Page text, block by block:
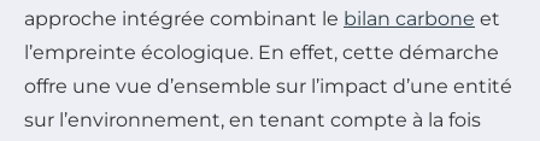
approche intégrée combinant le bilan carbone et
l’empreinte écologique. En effet, cette démarche
offre une vue d’ensemble sur l’impact d’une entité
sur l’environnement, en tenant compte à la fois